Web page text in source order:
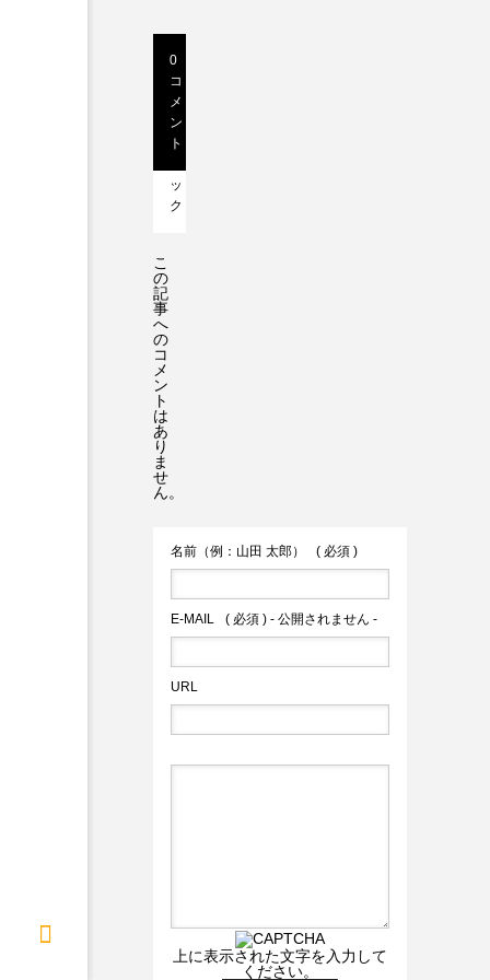
0
コ
メ
ン
ト
0
ト
ラ
ッ
ク
ッ
ク
こ
の
記
事
へ
の
コ
メ
ン
ト
は
あ
り
ま
せ
ん。
名前（例：山田 太郎） ( 必須 )
E-MAIL ( 必須 ) - 公開されません -
URL
上に表示された文字を入力して
ください。